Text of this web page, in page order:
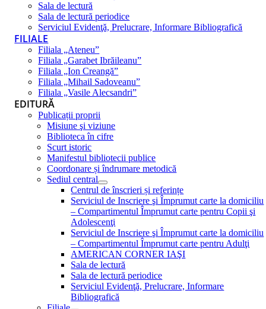
Sala de lectură
Sala de lectură periodice
Serviciul Evidenţă, Prelucrare, Informare Bibliografică
FILIALE
Filiala „Ateneu”
Filiala „Garabet Ibrăileanu”
Filiala „Ion Creangă”
Filiala „Mihail Sadoveanu”
Filiala „Vasile Alecsandri”
EDITURĂ
Publicații proprii
Misiune şi viziune
Biblioteca în cifre
Scurt istoric
Manifestul bibliotecii publice
Coordonare și îndrumare metodică
Sediul central
Centrul de înscrieri și referințe
Serviciul de Inscriere şi Împrumut carte la domiciliu
– Compartimentul Împrumut carte pentru Copii şi
Adolescenţi
Serviciul de Inscriere şi Împrumut carte la domiciliu
– Compartimentul Împrumut carte pentru Adulţi
AMERICAN CORNER IAŞI
Sala de lectură
Sala de lectură periodice
Serviciul Evidenţă, Prelucrare, Informare
Bibliografică